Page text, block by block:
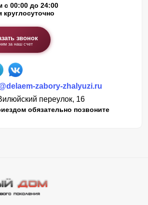
с 00:00 до 24:00
круглосуточно
звонок
за наш счет
zabory-zhalyuzi.ru
переулок, 16
обязательно позвоните